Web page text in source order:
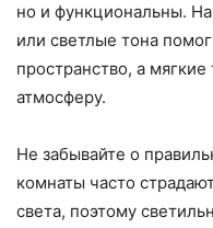
но и функциональны.
или светлые тона
пространство, а
атмосферу.
Не забывайте о
комнаты часто
света, поэтому